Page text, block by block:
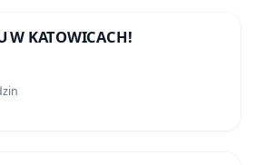
W KATOWICACH!